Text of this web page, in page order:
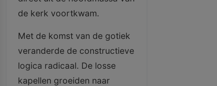
de kerk voortkwam.
Met de komst van de gotiek
veranderde de constructieve
logica radicaal. De losse
kapellen groeiden naar